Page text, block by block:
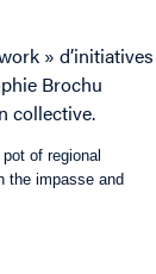
» d’initiatives
Brochu
collective.
of regional
the impasse and